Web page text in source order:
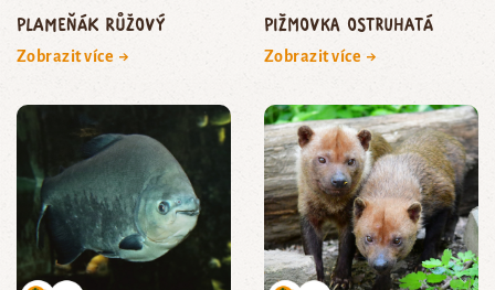
plameňák růžový
Zobrazit více →
pižmovka ostruhatá
Zobrazit více →